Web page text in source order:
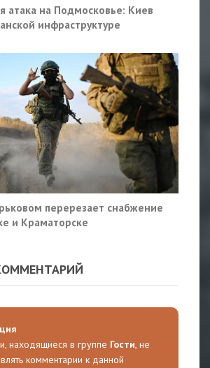
атака на Подмосковье: Киев
инфраструктуре
перерезает снабжение
и Краматорске
находящиеся в группе Гости, не
комментарии к данной